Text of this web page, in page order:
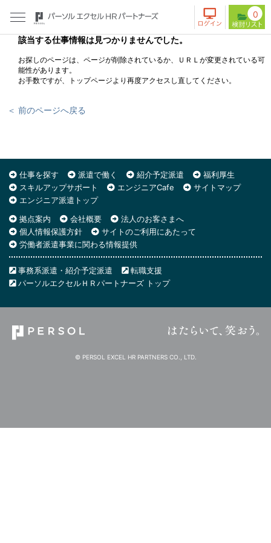
0
該当する仕事情報は見つかりませんでした。
お探しのページは、ページが削除されているか、ＵＲＬが変更されている可
能性があります。
お手数ですが、トップページより再度アクセスし直してください。
＜ 前のページへ戻る
仕事を探す 派遣で働く 紹介予定派遣
福利厚生
スキルアップサポート
エンジニアCafe
サイトマップ
エンジニア派遣トップ
拠点案内
会社概要
法人のお客さまへ
個人情報保護方針
サイトのご利用にあたって
労働者派遣事業に関わる情報提供
事務系派遣・紹介予定派遣
転職支援
パーソルエクセルＨＲパートナーズ トップ
© PERSOL EXCEL HR PARTNERS CO., LTD.